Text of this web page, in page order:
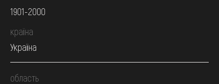
1901-2000
країна
Україна
область